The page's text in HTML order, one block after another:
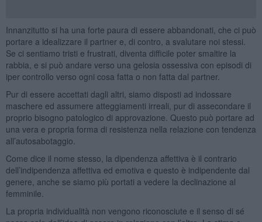
Innanzitutto si ha una forte paura di essere abbandonati, che ci può
portare a idealizzare il partner e, di contro, a svalutare noi stessi.
Se ci sentiamo tristi e frustrati, diventa difficile poter smaltire la
rabbia, e si può andare verso una gelosia ossessiva con episodi di
iper controllo verso ogni cosa fatta o non fatta dal partner.
Pur di essere accettati dagli altri, siamo disposti ad indossare
maschere ed assumere atteggiamenti irreali, pur di assecondare il
proprio bisogno patologico di approvazione. Questo può portare ad
una vera e propria forma di resistenza nella relazione con tendenza
all’autosabotaggio.
Come dice il nome stesso, la dipendenza affettiva è il contrario
dell’indipendenza affettiva ed emotiva e questo è indipendente dal
genere, anche se siamo più portati a vedere la declinazione al
femminile.
La propria individualità non vengono riconosciute e il senso di sé